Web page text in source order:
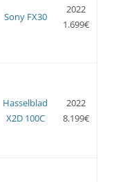
Sony FX30
2022
1.699€
Hasselblad
X2D 100C
2022
8.199€